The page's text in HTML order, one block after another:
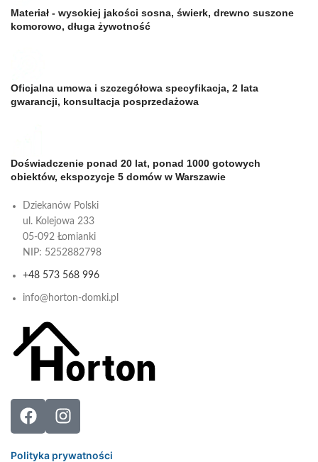
Materiał - wysokiej jakości sosna, świerk, drewno suszone
komorowo, długa żywotność
Oficjalna umowa i szczegółowa specyfikacja, 2 lata
gwarancji, konsultacja posprzedażowa
Doświadczenie ponad 20 lat, ponad 1000 gotowych
obiektów, ekspozycje 5 domów w Warszawie
Dziekanów Polski
ul. Kolejowa 233
05-092 Łomianki
NIP: 5252882798
+48 573 568 996
info@horton-domki.pl
Polityka prywatności